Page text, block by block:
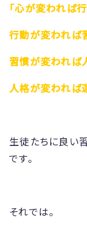
「心が変われば
行動が変われば
習慣が変われば
人格が変われば
生徒たちに良い
です。
それでは。